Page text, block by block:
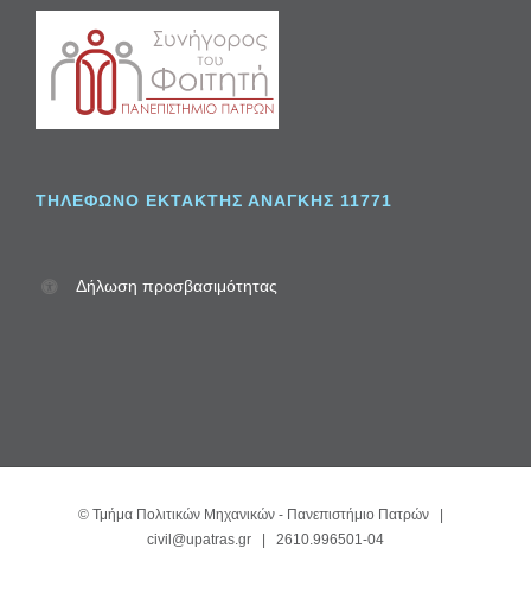
ΤΗΛΈΦΩΝΟ ΈΚΤΑΚΤΗΣ ΑΝΆΓΚΗΣ 11771
Δήλωση προσβασιμότητας
© Τμήμα Πολιτικών Μηχανικών - Πανεπιστήμιο Πατρών|
civil@upatras.gr | 2610.996501-04